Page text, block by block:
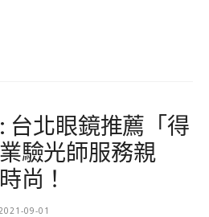
台北眼鏡推薦「得
驗光師服務親
尚！
2021-09-01